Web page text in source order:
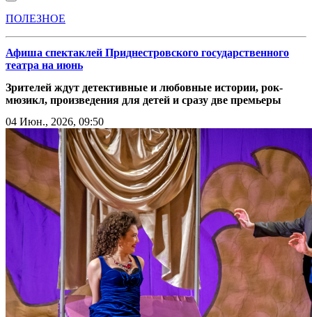
ПОЛЕЗНОЕ
Афиша спектаклей Приднестровского государственного
театра на июнь
Зрителей ждут детективные и любовные истории, рок-
мюзикл, произведения для детей и сразу две премьеры
04 Июн., 2026, 09:50